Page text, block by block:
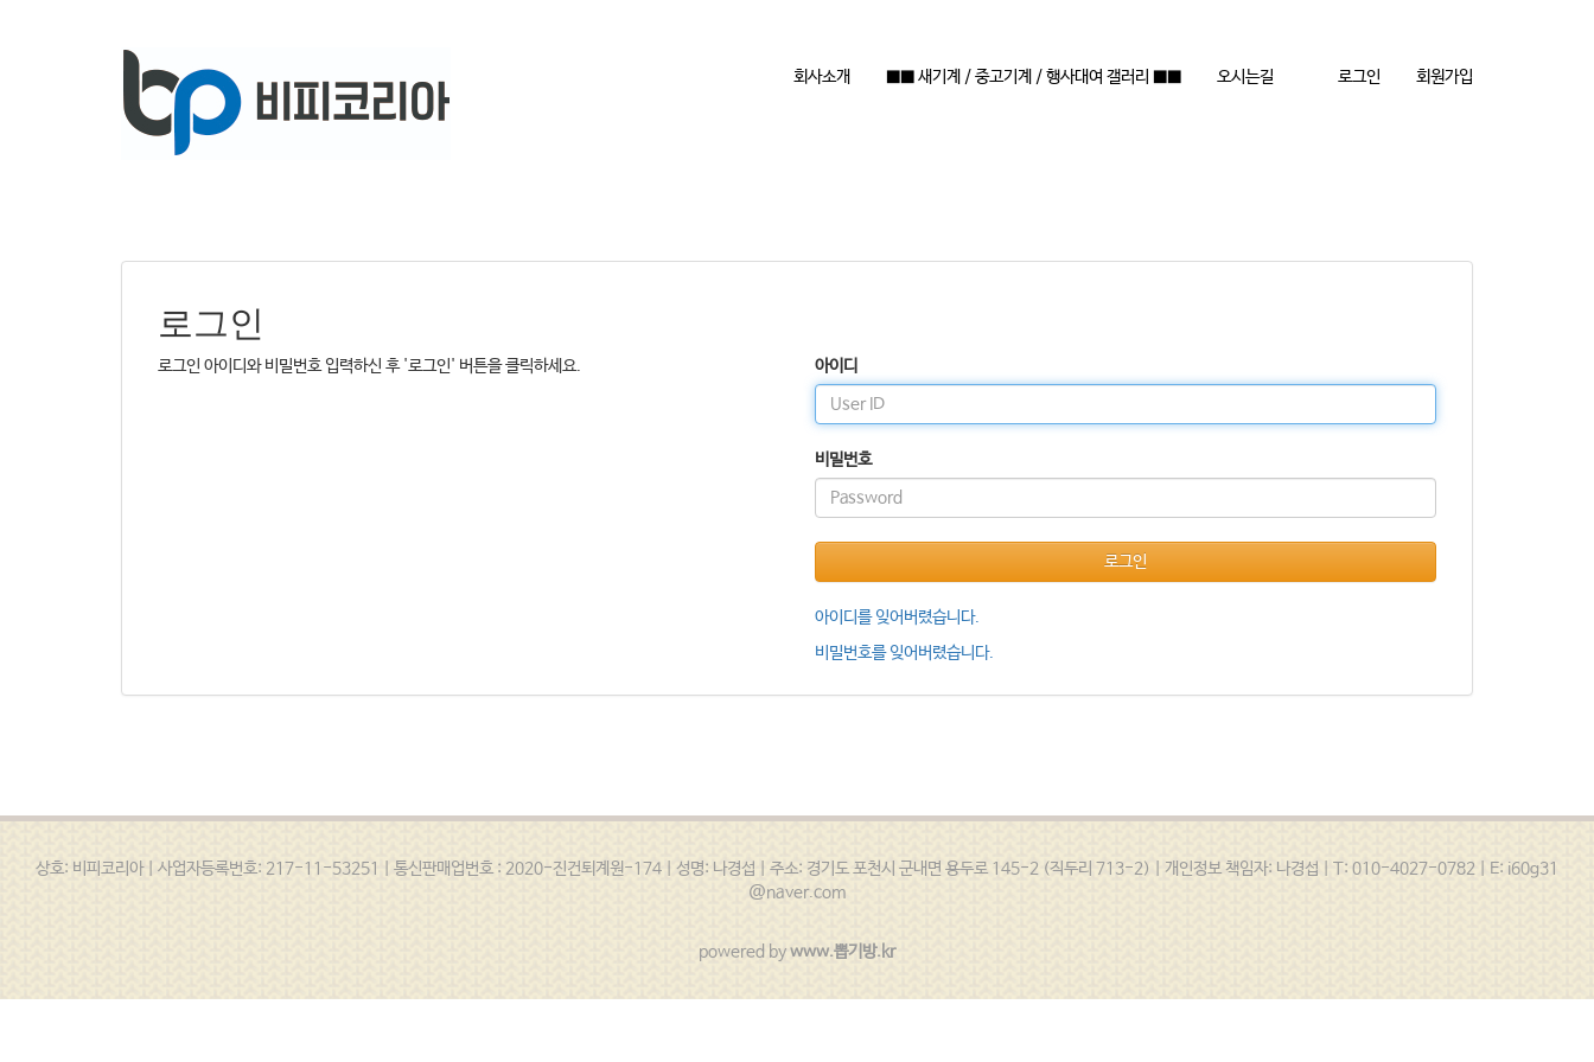
회사소개 ■■ 새기계 / 중고기계 / 행사대여 갤러리 ■■ 오시는길 로그인 회원가입
로그인
로그인 아이디와 비밀번호 입력하신 후 '로그인' 버튼을 클릭하세요. 아이디
비밀번호
로그인
아이디를 잊어버렸습니다.
비밀번호를 잊어버렸습니다.
상호: 비피코리아 | 사업자등록번호: 217-11-53251 | 통신판매업번호 : 2020-진건퇴계원-174 | 성명: 나경섭 | 주소: 경기도 포천시 군내면 용두로 145-2 (직두리 713-2) | 개인정보 책임자: 나경섭 | T: 010-4027-0782 | E: i60g31
@naver.com
powered bywww.뽑기방.kr